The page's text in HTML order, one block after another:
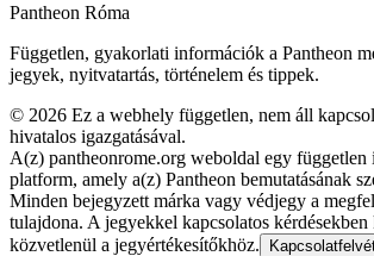
Pantheon Róma
Független, gyakorlati információk a Pantheon
jegyek, nyitvatartás, történelem és tippek.
© 2026 Ez a webhely független, nem áll
hivatalos igazgatásával.
A(z) pantheonrome.org weboldal egy független
platform, amely a(z) Pantheon bemutatásának
Minden bejegyzett márka vagy védjegy a
tulajdona. A jegyekkel kapcsolatos
közvetlenül a jegyértékesítőkhöz.